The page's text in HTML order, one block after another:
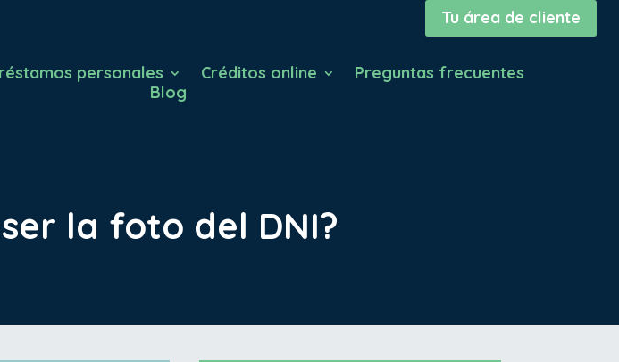
Tu área de cliente
personales Créditos online
Preguntas frecuentes
Blog
la foto del DNI?